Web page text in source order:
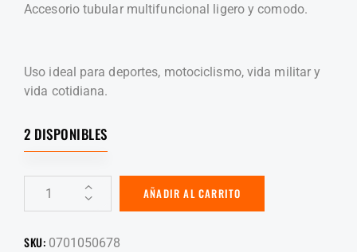
Accesorio tubular multifuncional ligero y comodo.
Uso ideal para deportes, motociclismo, vida militar y
vida cotidiana.
2 DISPONIBLES
AÑADIR AL CARRITO
SKU: 0701050678